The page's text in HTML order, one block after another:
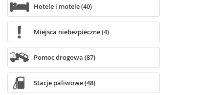
Hotele i motele (40)
Miejsca niebezpieczne (4)
Pomoc drogowa (87)
Stacje paliwowe (48)